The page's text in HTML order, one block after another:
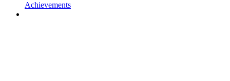
Achievements